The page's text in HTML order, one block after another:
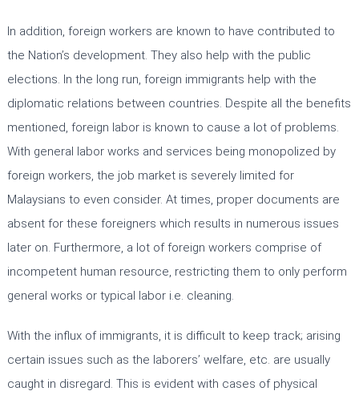
In addition, foreign workers are known to have contributed to
the Nation’s development. They also help with the public
elections. In the long run, foreign immigrants help with the
diplomatic relations between countries. Despite all the benefits
mentioned, foreign labor is known to cause a lot of problems.
With general labor works and services being monopolized by
foreign workers, the job market is severely limited for
Malaysians to even consider. At times, proper documents are
absent for these foreigners which results in numerous issues
later on. Furthermore, a lot of foreign workers comprise of
incompetent human resource, restricting them to only perform
general works or typical labor i.e. cleaning.
With the influx of immigrants, it is difficult to keep track; arising
certain issues such as the laborers’ welfare, etc. are usually
caught in disregard. This is evident with cases of physical